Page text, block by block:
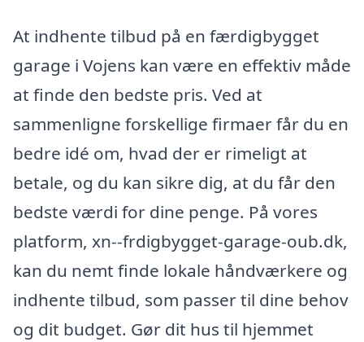
At indhente tilbud på en færdigbygget
garage i Vojens kan være en effektiv måde
at finde den bedste pris. Ved at
sammenligne forskellige firmaer får du en
bedre idé om, hvad der er rimeligt at
betale, og du kan sikre dig, at du får den
bedste værdi for dine penge. På vores
platform, xn--frdigbygget-garage-oub.dk,
kan du nemt finde lokale håndværkere og
indhente tilbud, som passer til dine behov
og dit budget. Gør dit hus til hjemmet